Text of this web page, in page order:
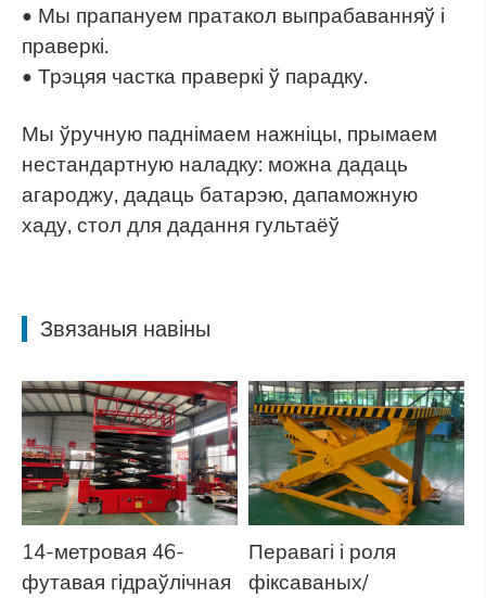
• Мы прапануем пратакол выпрабаванняў і
праверкі.
• Трэцяя частка праверкі ў парадку.
Мы ўручную паднімаем нажніцы, прымаем
нестандартную наладку: можна дадаць
агароджу, дадаць батарэю, дапаможную
хаду, стол для дадання гультаёў
Звязаныя навіны
14-метровая 46-
футавая гідраўлічная
Перавагі і роля
фіксаваных/